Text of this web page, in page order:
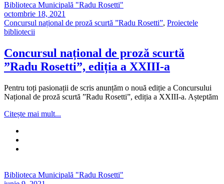
Biblioteca Municipală "Radu Rosetti"
octombrie 18, 2021
Concursul național de proză scurtă ”Radu Rosetti”, Proiectele
bibliotecii
Concursul național de proză scurtă
”Radu Rosetti”, ediția a XXIII-a
Pentru toți pasionații de scris anunțăm o nouă ediție a Concursului
Național de proză scurtă ”Radu Rosetti”, ediția a XXIII-a. Așteptăm
Citește mai mult...
Biblioteca Municipală "Radu Rosetti"